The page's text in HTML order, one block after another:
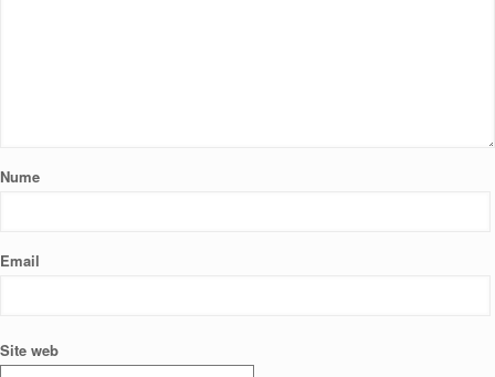
Nume
Email
Site web